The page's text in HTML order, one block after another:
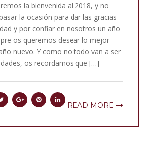
la bienvenida al 2018, y no
la ocasión para dar las gracias
y por confiar en nosotros un año
os queremos desear lo mejor
nuevo. Y como no todo van a ser
os recordamos que […]
READ MORE